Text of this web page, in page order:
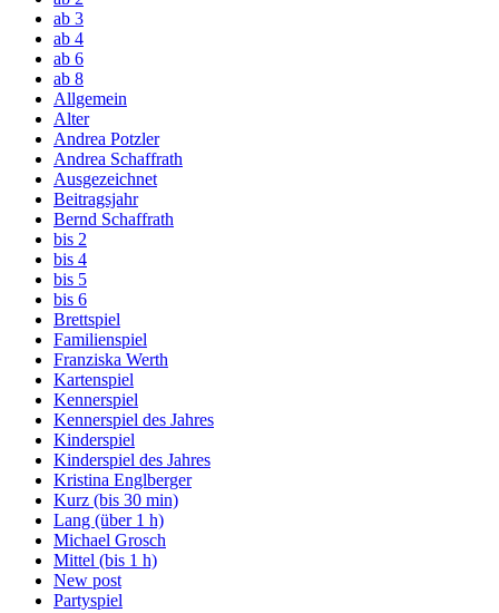
ab 3
ab 4
ab 6
ab 8
Allgemein
Alter
Andrea Potzler
Andrea Schaffrath
Ausgezeichnet
Beitragsjahr
Bernd Schaffrath
bis 2
bis 4
bis 5
bis 6
Brettspiel
Familienspiel
Franziska Werth
Kartenspiel
Kennerspiel
Kennerspiel des Jahres
Kinderspiel
Kinderspiel des Jahres
Kristina Englberger
Kurz (bis 30 min)
Lang (über 1 h)
Michael Grosch
Mittel (bis 1 h)
New post
Partyspiel